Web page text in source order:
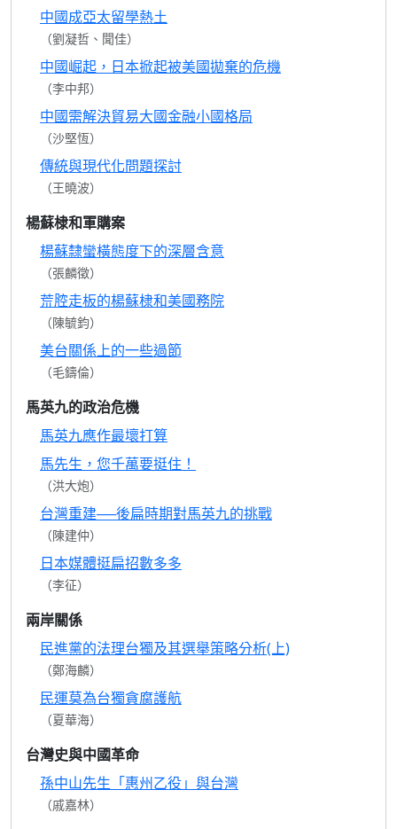
中國成亞太留學熱土
（劉凝哲、聞佳）
中國崛起，日本掀起被美國拋棄的危機
（李中邦）
中國需解決貿易大國金融小國格局
（沙堅恆）
傳統與現代化問題探討
（王曉波）
楊蘇棣和軍購案
楊蘇隸蠻橫態度下的深層含意
（張麟徵）
荒腔走板的楊蘇棣和美國務院
（陳毓鈞）
美台關係上的一些過節
（毛鑄倫）
馬英九的政治危機
馬英九應作最壞打算
馬先生，您千萬要挺住！
（洪大炮）
台灣重建──後扁時期對馬英九的挑戰
（陳建仲）
日本媒體挺扁招數多多
（李征）
兩岸關係
民進黨的法理台獨及其選舉策略分析(上)
（鄭海麟）
民運莫為台獨貪腐護航
（夏華海）
台灣史與中國革命
孫中山先生「惠州乙役」與台灣
（戚嘉林）